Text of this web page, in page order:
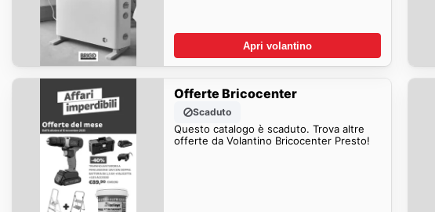
Apri volantino
Offerte Bricocenter
Scaduto
Questo catalogo è scaduto. Trova altre
offerte da Volantino Bricocenter Presto!